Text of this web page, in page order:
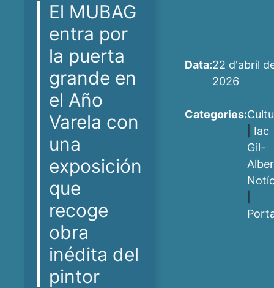
El MUBAG
entra por
la puerta
grande en
el Año
Varela con
una
exposición
que
recoge
obra
inédita del
pintor
Data:22 d'abril
2026
Categories:
Iac
Gil-